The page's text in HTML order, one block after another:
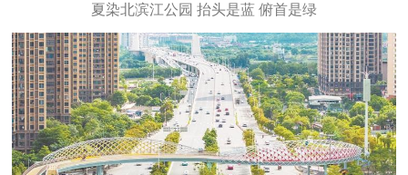
夏染北滨江公园 抬头是蓝 俯首是绿